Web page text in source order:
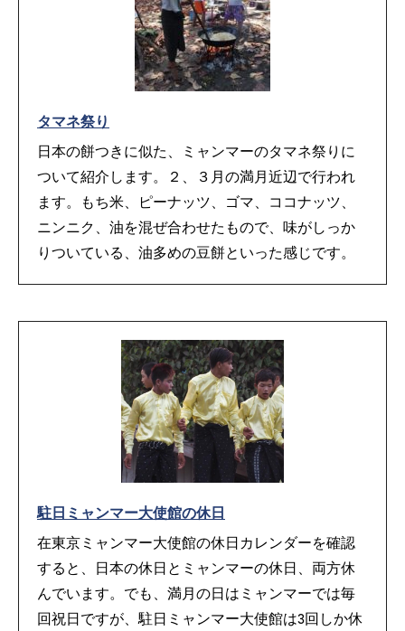
タマネ祭り
日本の餅つきに似た、ミャンマーのタマネ祭りに
ついて紹介します。２、３月の満月近辺で行われ
ます。もち米、ピーナッツ、ゴマ、ココナッツ、
ニンニク、油を混ぜ合わせたもので、味がしっか
りついている、油多めの豆餅といった感じです。
駐日ミャンマー大使館の休日
在東京ミャンマー大使館の休日カレンダーを確認
すると、日本の休日とミャンマーの休日、両方休
んでいます。でも、満月の日はミャンマーでは毎
回祝日ですが、駐日ミャンマー大使館は3回しか休